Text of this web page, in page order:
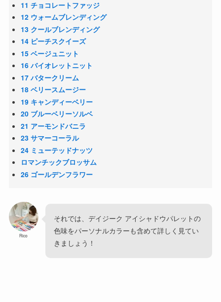
11 チョコレートファッジ
12 ウォームブレンディング
13 クールブレンディング
14 ピーチスクイーズ
15 ベージュニット
16 バイオレットニット
17 バタークリーム
18 ベリースムージー
19 キャンディーベリー
20 ブルーベリーソルベ
21 アーモンドバニラ
23 サマーコーラル
24 ミューテッドナッツ
ロマンチックブロッサム
26 ゴールデンフラワー
Rico
それでは、デイジーク アイシャドウパレットの
色味をパーソナルカラーも含めて詳しく見てい
きましょう！